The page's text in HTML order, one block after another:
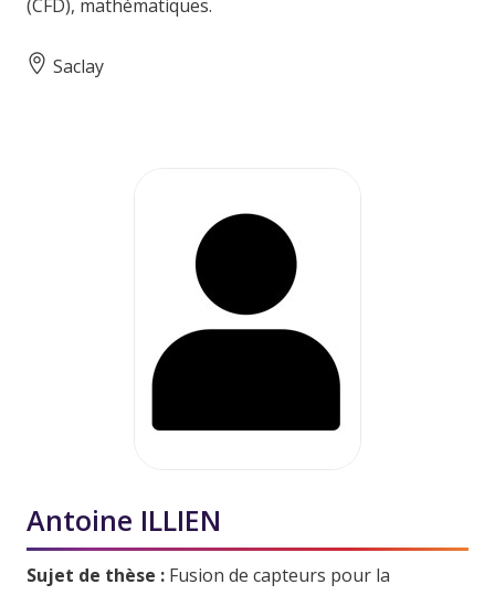
(CFD), mathématiques.
Saclay
Antoine ILLIEN
Sujet de thèse : Fusion de capteurs pour la